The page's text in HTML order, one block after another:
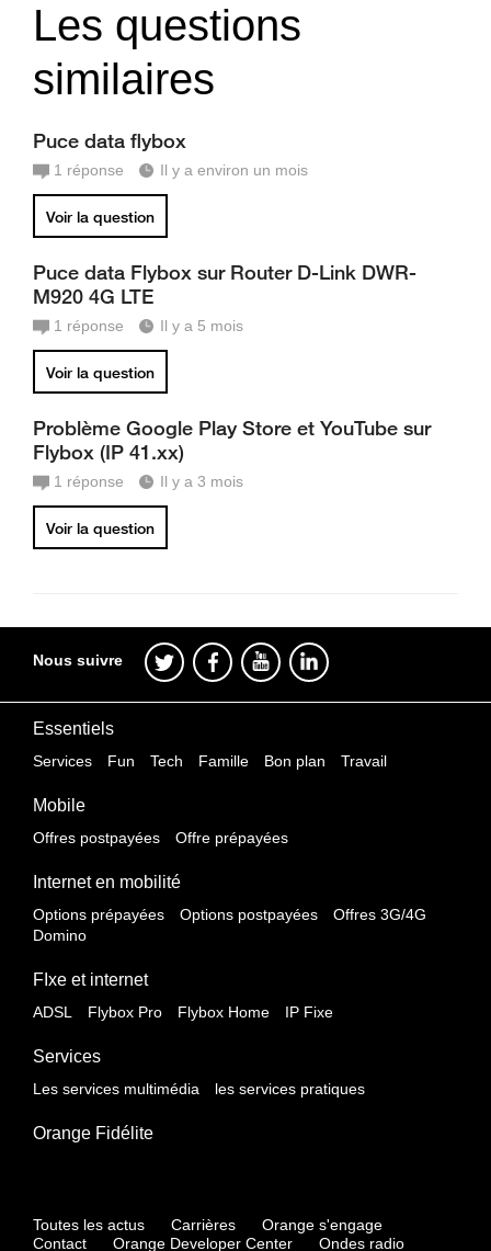
Les questions
similaires
Puce data flybox
1 réponse Il y a environ un mois
Voir la question
Puce data Flybox sur Router D-Link DWR-
M920 4G LTE
1 réponse Il y a 5 mois
Voir la question
Problème Google Play Store et YouTube sur
Flybox (IP 41.xx)
1 réponse Il y a 3 mois
Voir la question
Nous suivre
Essentiels
Services Fun Tech Famille Bon plan Travail
Mobile
Offres postpayées Offre prépayées
Internet en mobilité
Options prépayées Options postpayées
Offres 3G/4G
Domino
FIxe et internet
ADSL Flybox Pro Flybox Home IP Fixe
Services
Les services multimédia les services pratiques
Orange Fidélite
Toutes les actus Carrières
Orange s'engage
Contact
Orange Developer Center Ondes radio